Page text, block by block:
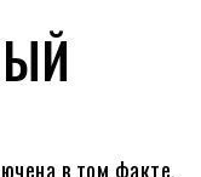
в том факте,